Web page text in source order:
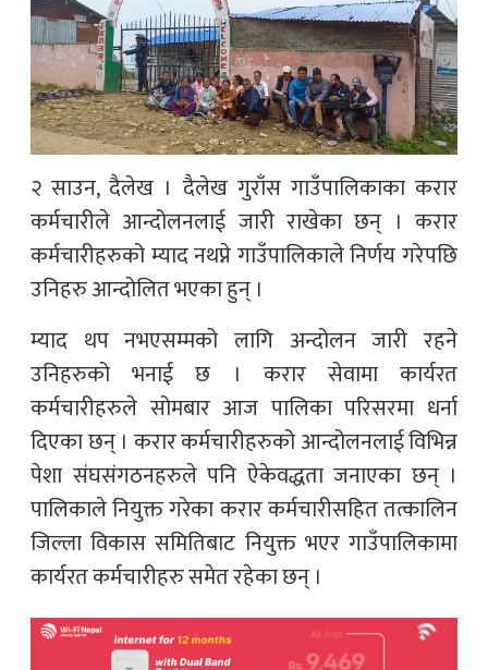
२ साउन, दैलेख । दैलेख गुराँस गाउँपालिकाका करार
कर्मचारीले आन्दोलनलाई जारी राखेका छन् । करार
कर्मचारीहरुको म्याद नथप्ने गाउँपालिकाले निर्णय गरेपछि
उनिहरु आन्दोलित भएका हुन् ।
म्याद थप नभएसम्मको लागि अन्दोलन जारी रहने
उनिहरुको भनाई छ । करार सेवामा कार्यरत
कर्मचारीहरुले सोमबार आज पालिका परिसरमा धर्ना
दिएका छन् । करार कर्मचारीहरुको आन्दोलनलाई विभिन्न
पेशा संघसंगठनहरुले पनि ऐकेवद्धता जनाएका छन् ।
पालिकाले नियुक्त गरेका करार कर्मचारीसहित तत्कालिन
जिल्ला विकास समितिबाट नियुक्त भएर गाउँपालिकामा
कार्यरत कर्मचारीहरु समेत रहेका छन् ।